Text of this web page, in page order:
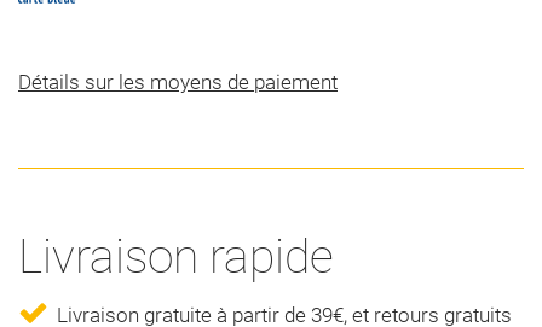
Détails sur les moyens de paiement
Livraison rapide
Livraison gratuite à partir de 39€, et retours gratuits